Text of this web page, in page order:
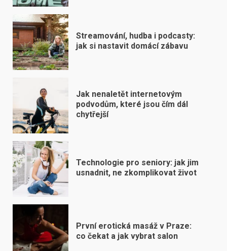
Streamování, hudba i podcasty:
jak si nastavit domácí zábavu
Jak nenaletět internetovým
podvodům, které jsou čím dál
chytřejší
Technologie pro seniory: jak jim
usnadnit, ne zkomplikovat život
První erotická masáž v Praze:
co čekat a jak vybrat salon